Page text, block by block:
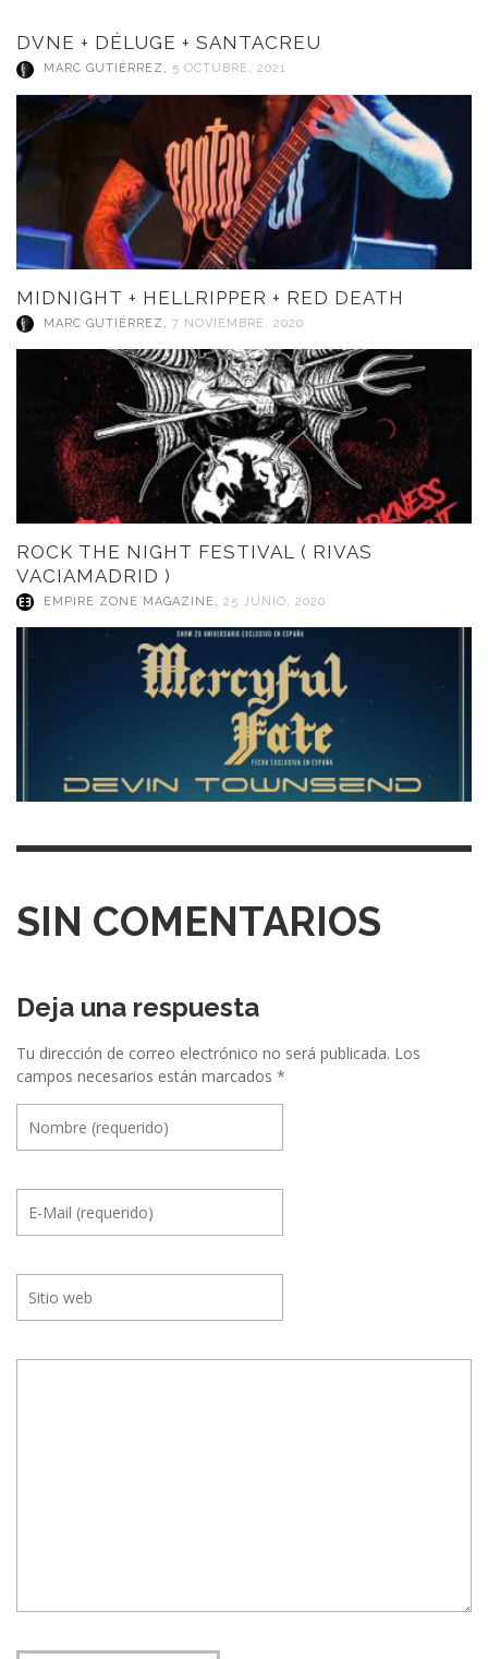
DVNE + DÉLUGE + SANTACREU
MARC GUTIÉRREZ , 5 OCTUBRE, 2021
MIDNIGHT + HELLRIPPER + RED DEATH
MARC GUTIÉRREZ , 7 NOVIEMBRE, 2020
ROCK THE NIGHT FESTIVAL ( RIVAS
VACIAMADRID )
EMPIRE ZONE MAGAZINE, 25 JUNIO, 2020
SIN COMENTARIOS
Deja una respuesta
Tu dirección de correo electrónico no será publicada. Los
campos necesarios están marcados *